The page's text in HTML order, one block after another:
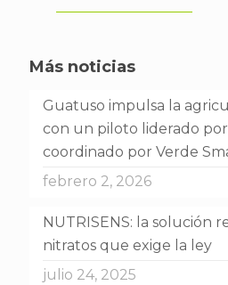
Más noticias
Guatuso impulsa la
con un piloto liderado por
coordinado por Verde
febrero 2, 2026
NUTRISENS: la solución
nitratos que exige la ley
julio 24, 2025